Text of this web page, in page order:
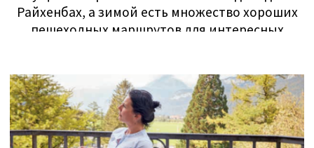
Вместо того чтобы самостоятельно
связываться с клиниками и раскрывать
данные, доверьтесь нам — мы станем
вашим единственным медицинским
агентом, который подберёт
оптимальное решение для ваших нужд.